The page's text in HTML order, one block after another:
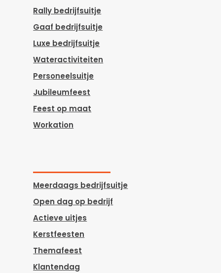
Rally bedrijfsuitje
Gaaf bedrijfsuitje
Luxe bedrijfsuitje
Wateractiviteiten
Personeelsuitje
Jubileumfeest
Feest op maat
Workation
Meerdaags bedrijfsuitje
Open dag op bedrijf
Actieve uitjes
Kerstfeesten
Themafeest
Klantendag